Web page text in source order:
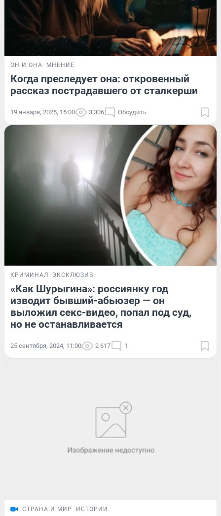
ОН И ОНА МНЕНИЕ
Когда преследует она: откровенный
рассказ пострадавшего от сталкерши
19 января, 2025, 15:00 3 306 Обсудить
КРИМИНАЛ ЭКСКЛЮЗИВ
«Как Шурыгина»: россиянку год
изводит бывший-абьюзер — он
выложил секс-видео, попал под суд,
но не останавливается
25 сентября, 2024, 11:00 2 617 1
СТРАНА И МИР ИСТОРИИ